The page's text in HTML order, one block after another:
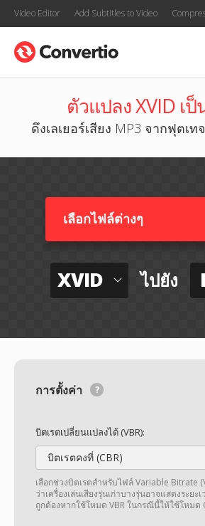
Video Editor Add Subtitles to Video
ตัวแปลง XVID เ
ดึงเลเยอร์เสียง MP3 จากฟุตเท
เลือกไฟล์ต่างๆ​
XVID ไปยัง
การตั้งค่า
บิตเรตเปลี่ยนแปลงได้ (VBR):
บิตเรตคงที่ (CBR)
เลือกช่วงบิตเรตสำหรับไฟล์ Variable Bitrate
ว่าเครื่องเล่นเสียงรุ่นเก่าบางรุ่นอาจแสดงระยะ
ถูกต้องหากใช้โหมด VBR ในกรณีนี้ให้ใช้โหมด